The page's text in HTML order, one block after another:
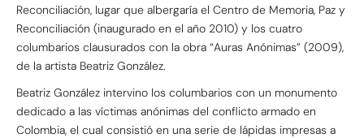
Reconciliación, lugar que albergaría el Centro de Memoria, Paz y
Reconciliación (inaugurado en el año 2010) y los cuatro
columbarios clausurados con la obra “Auras Anónimas” (2009),
de la artista Beatriz González.
Beatriz González intervino los columbarios con un monumento
dedicado a las víctimas anónimas del conflicto armado en
Colombia, el cual consistió en una serie de lápidas impresas a